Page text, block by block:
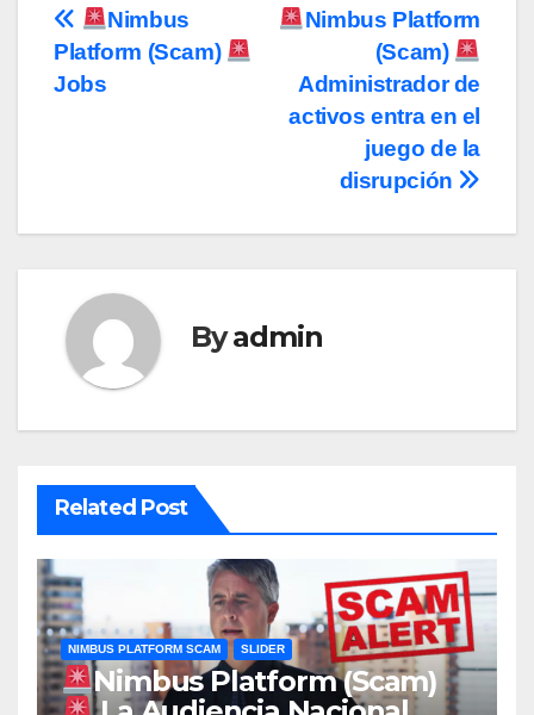
Post
navigation
Nimbus Platform
(Scam)
Administrador de
activos entra en el
juego de la
disrupción
Nimbus
Platform (Scam)
Jobs
Byadmin
Related Post
NIMBUS PLATFORM SCAM SLIDER
Nimbus Platform (Scam)